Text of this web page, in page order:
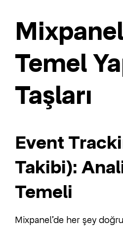
Temel
Taşları
Event
Takibi):
Temeli
Mixpanel’de her şey